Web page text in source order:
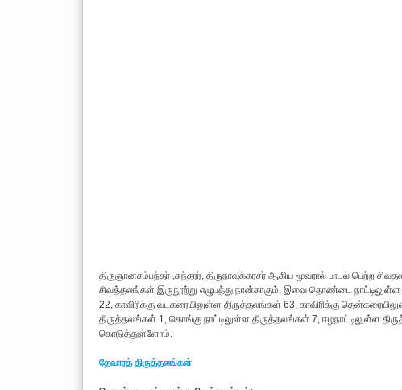
திருஞானசம்பந்தர் ,சுந்தரர், திருநாவுக்கரசர் ஆகிய மூவரால் பாடல் பெற்ற
சிவத்தலங்கள் இருநூற்று எழுபத்து நான்காகும். இவை தொண்டை நாட்டிலுள்ள
22, காவிரிக்கு வடகரையிலுள்ள திருத்தலங்கள் 63, காவிரிக்கு
திருத்தலங்கள் 1, கொங்கு நாட்டிலுள்ள திருத்தலங்கள் 7, ஈழநாட்டிலுள்ள
கொடுத்துள்ளோம்.
தேவாரத் திருத்தலங்கள்